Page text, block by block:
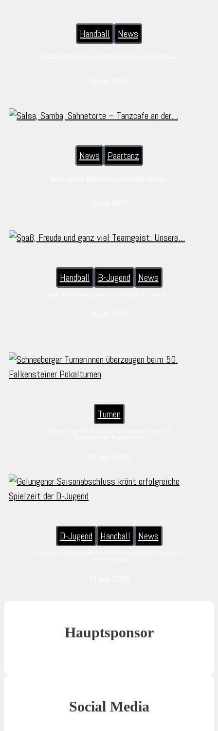
Handball News
News Paartanz
Handball B-Jugend News
Turnen
D-Jugend Handball News
Hauptsponsor
Social Media